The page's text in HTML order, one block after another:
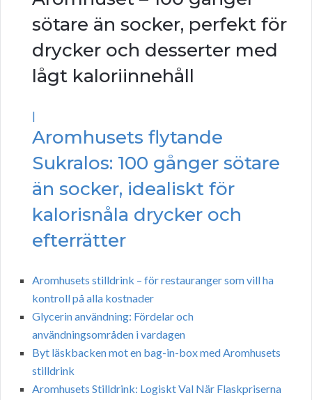
sötare än socker, perfekt för
drycker och desserter med
lågt kaloriinnehåll
|
Aromhusets flytande
Sukralos: 100 gånger sötare
än socker, idealiskt för
kalorisnåla drycker och
efterrätter
Aromhusets stilldrink – för restauranger som vill ha
kontroll på alla kostnader
Glycerin användning: Fördelar och
användningsområden i vardagen
Byt läskbacken mot en bag-in-box med Aromhusets
stilldrink
Aromhusets Stilldrink: Logiskt Val När Flaskpriserna